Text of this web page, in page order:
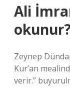
Ali
Zeynep
Kur’an
verir.”